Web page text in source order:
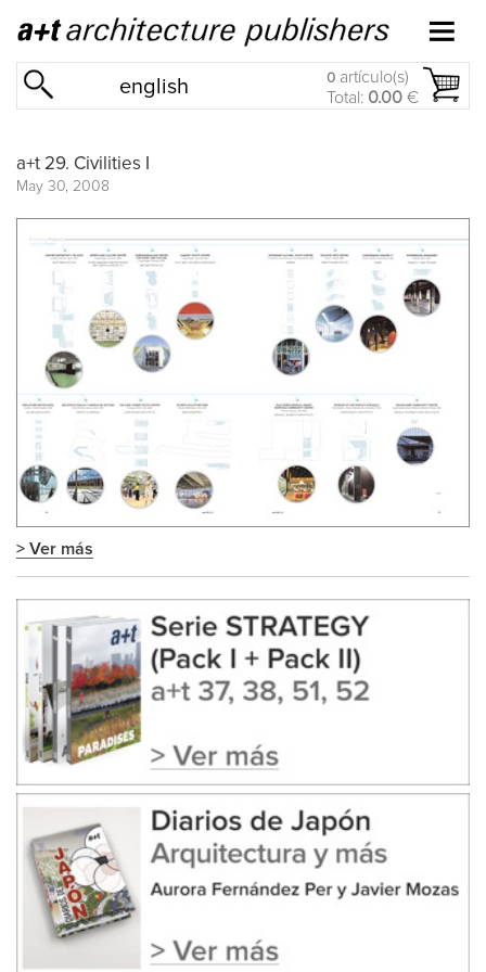
english 0 artículo(s)
Total: 0.00 €
a+t 29. Civilities I
May 30, 2008
> Ver más